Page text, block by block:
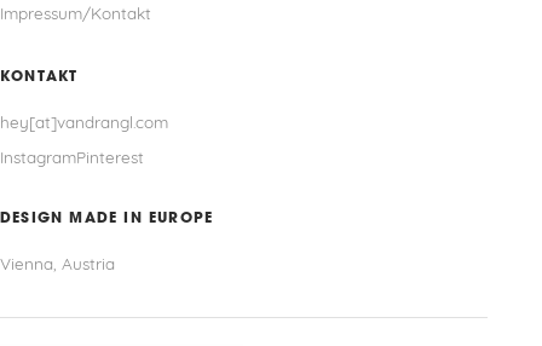
Impressum/Kontakt
KONTAKT
hey[at]vandrangl.com
InstagramPinterest
DESIGN MADE IN EUROPE
Vienna, Austria